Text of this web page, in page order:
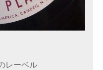
レーベル